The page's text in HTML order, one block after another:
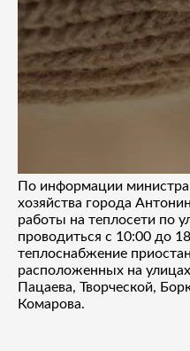
По информации
хозяйства города
работы на теплосети по
проводиться с 10:00 до
теплоснабжение
расположенных на
Пацаева, Творческой,
Комарова.